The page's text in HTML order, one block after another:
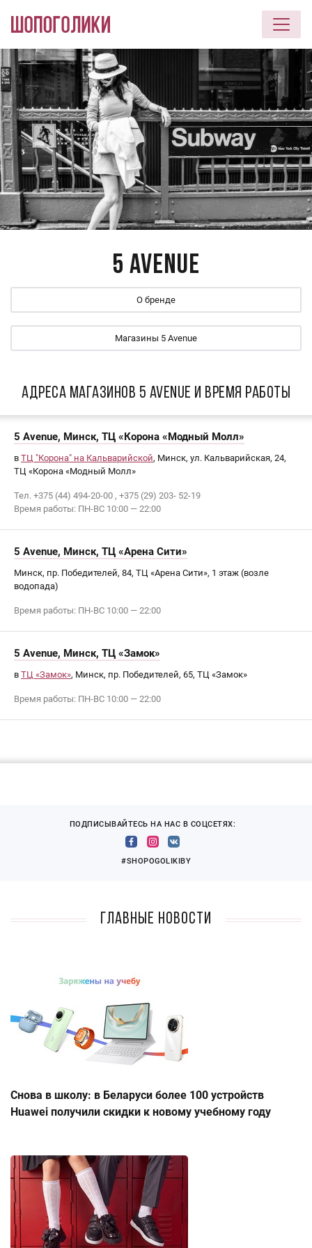
Перейти к основному содержанию
5 Avenue
О бренде
Магазины 5 Avenue
АДРЕСА МАГАЗИНОВ 5 Avenue И ВРЕМЯ РАБОТЫ
5 Avenue, Минск, ТЦ «Корона «Модный Молл»
в ТЦ "Корона" на Кальварийской, Минск, ул. Кальварийская, 24,
ТЦ «Корона «Модный Молл»
Тел. +375 (44) 494-20-00 , +375 (29) 203- 52-19
Время работы: ПН-ВС 10:00 — 22:00
5 Avenue, Минск, ТЦ «Арена Сити»
Минск, пр. Победителей, 84, ТЦ «Арена Сити», 1 этаж (возле
водопада)
Время работы: ПН-ВС 10:00 — 22:00
5 Avenue, Минск, ТЦ «Замок»
в ТЦ «Замок», Минск, пр. Победителей, 65, ТЦ «Замок»
Время работы: ПН-ВС 10:00 — 22:00
ПОДПИСЫВАЙТЕСЬ НА НАС В СОЦСЕТЯХ:
#SHOPOGOLIKIBY
Главные новости
Снова в школу: в Беларуси более 100 устройств
Huawei получили скидки к новому учебному году